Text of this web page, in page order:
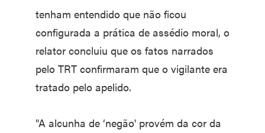
tenham entendido que não ficou
configurada a prática de assédio moral, o
relator concluiu que os fatos narrados
pelo TRT confirmaram que o vigilante era
tratado pelo apelido.
"A alcunha de ‘negão' provém da cor da